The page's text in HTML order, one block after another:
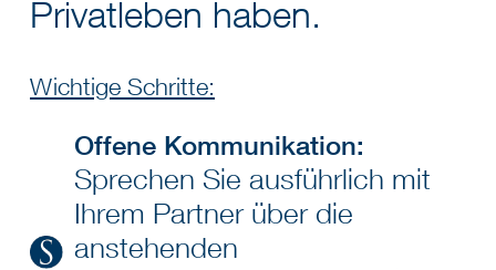
Privatleben haben.
Wichtige Schritte:
Offene Kommunikation:
Sprechen Sie ausführlich mit
Ihrem Partner über die
anstehenden